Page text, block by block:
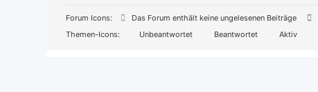
Forum Icons: Das Forum enthält keine ungelesenen Beiträge
Themen-Icons:
Unbeantwortet Beantwortet Aktiv